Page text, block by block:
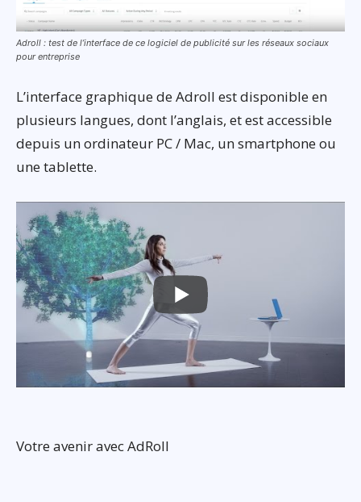
Adroll : test de l’interface de ce logiciel de publicité sur les réseaux sociaux
pour entreprise
L’interface graphique de Adroll est disponible en
plusieurs langues, dont l’anglais, et est accessible
depuis un ordinateur PC / Mac, un smartphone ou
une tablette.
Votre avenir avec AdRoll